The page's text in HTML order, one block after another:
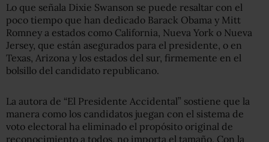
Lo que señala Dixie Swanson se puede resaltar con el
poco tiempo que han dedicado Barack Obama y Mitt
Romney a estados como California, Nueva York o Nueva
Jersey, que están asegurados para el presidente, o en
Texas, Arizona y los estados del sur, firmemente en el
bolsillo del candidato republicano.
La autora de “El Presidente Accidental” sostiene que la
manera como los candidatos juegan con el sistema de
voto electoral ha eliminado el propósito original de
reconocimiento a todos, no importa el tamaño. Con la